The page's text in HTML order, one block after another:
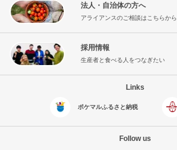
法人・自治体の方へ
アライアンスのご相談はこちらから
採用情報
生産者と食べる人をつなぎたい
Links
ポケマルふるさと納税
Follow us